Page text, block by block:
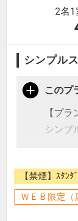
2名1
シンプル
このプ
【プラ
シンプ
【お子
ベッド
【禁煙】ｽﾀﾝﾀ
ＷＥＢ限定（